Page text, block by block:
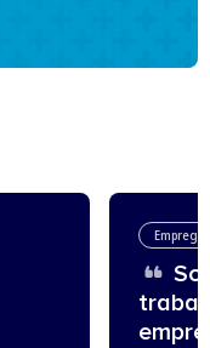
Emprego